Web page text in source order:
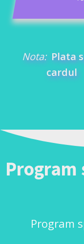
Nota:Plata
cardul
Program
Program